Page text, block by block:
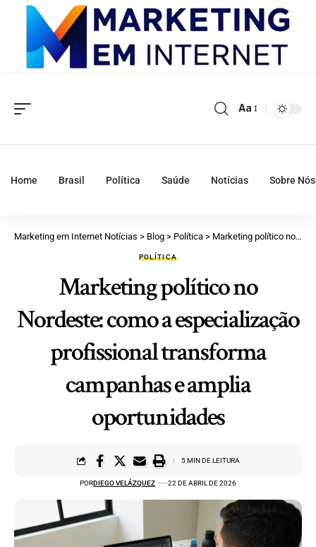
Aa
Home Brasil Política Saúde Notícias Sobre Nós
Marketing em Internet Notícias > Blog > Política > Marketing político no Nordeste: como a especialização profissional transforma campanhas e amplia oportunidades
POLÍTICA
Marketing político no
Nordeste: como a especialização
profissional transforma
campanhas e amplia
oportunidades
PORDIEGO VELÁZQUEZ 22 DE ABRIL DE 2026
5 MIN DE LEITURA